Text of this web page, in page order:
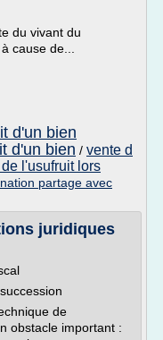
du vivant du
cause de...
d'un bien
d'un bien / vente d
l'usufruit lors
partage avec
juridiques
de
obstacle important :